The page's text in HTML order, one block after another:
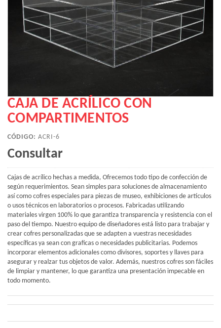
CAJA DE ACRÍLICO CON
COMPARTIMENTOS
CÓDIGO: ACRI-6
Consultar
Cajas de acrílico hechas a medida, Ofrecemos todo tipo de confección de
según requerimientos. Sean simples para soluciones de almacenamiento
así como cofres especiales para piezas de museo, exhibiciones de artículos
o usos técnicos en laboratorios o procesos. Fabricadas utilizando
materiales virgen 100% lo que garantiza transparencia y resistencia con el
paso del tiempo. Nuestro equipo de diseñadores está listo para trabajar y
crear cofres personalizadas que se adapten a vuestras necesidades
específicas ya sean con graficas o necesidades publicitarias. Podemos
incorporar elementos adicionales como divisores, soportes y llaves para
asegurar y realzar tus objetos de valor. Además, nuestros cofres son fáciles
de limpiar y mantener, lo que garantiza una presentación impecable en
todo momento.